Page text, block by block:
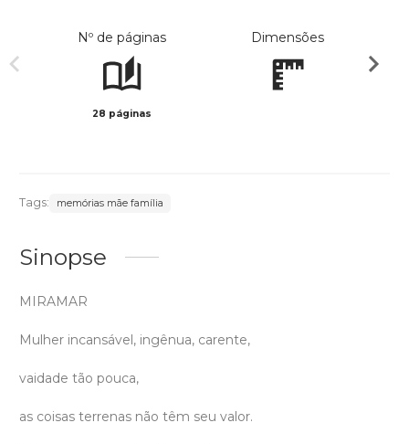
Nº de páginas
28 páginas
Dimensões
Tags: memórias mãe família
Sinopse
MIRAMAR
Mulher incansável, ingênua, carente,
vaidade tão pouca,
as coisas terrenas não têm seu valor.